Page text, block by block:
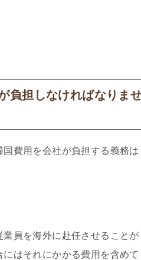
負担しなければなりま
費用を会社が負担する義務は
員を海外に赴任させることが
はそれにかかる費用を含めて